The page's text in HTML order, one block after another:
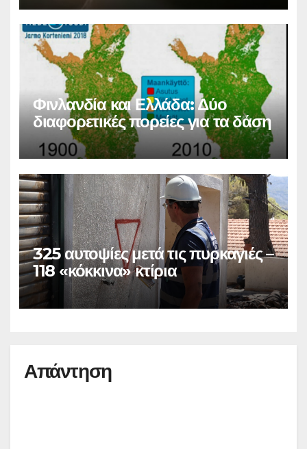
Φινλανδία και Ελλάδα: Δύο
διαφορετικές πορείες για τα δάση
325 αυτοψίες μετά τις πυρκαγιές –
118 «κόκκινα» κτίρια
Απάντηση